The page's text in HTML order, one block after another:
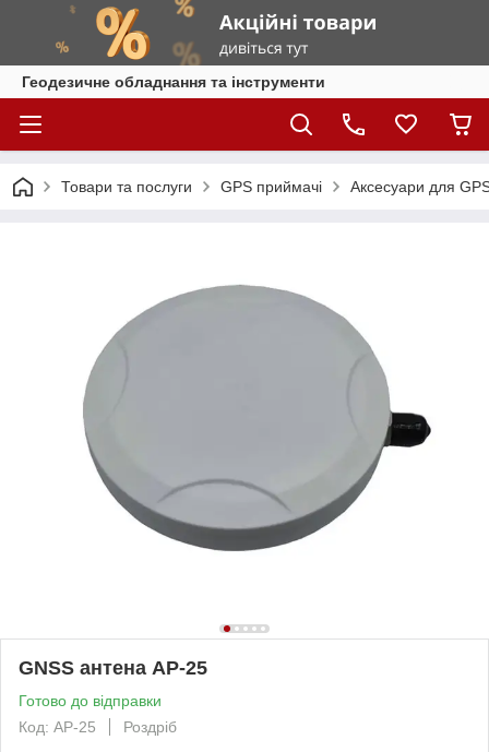
Геодезичне обладнання та інструменти
Товари та послуги GPS приймачі Аксесуари для
GNSS антена AP-25
Готово до відправки
Код: AP-25
Роздріб